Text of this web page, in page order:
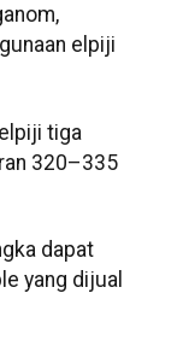
elpiji
tiga
320–335
dapat
yang dijual